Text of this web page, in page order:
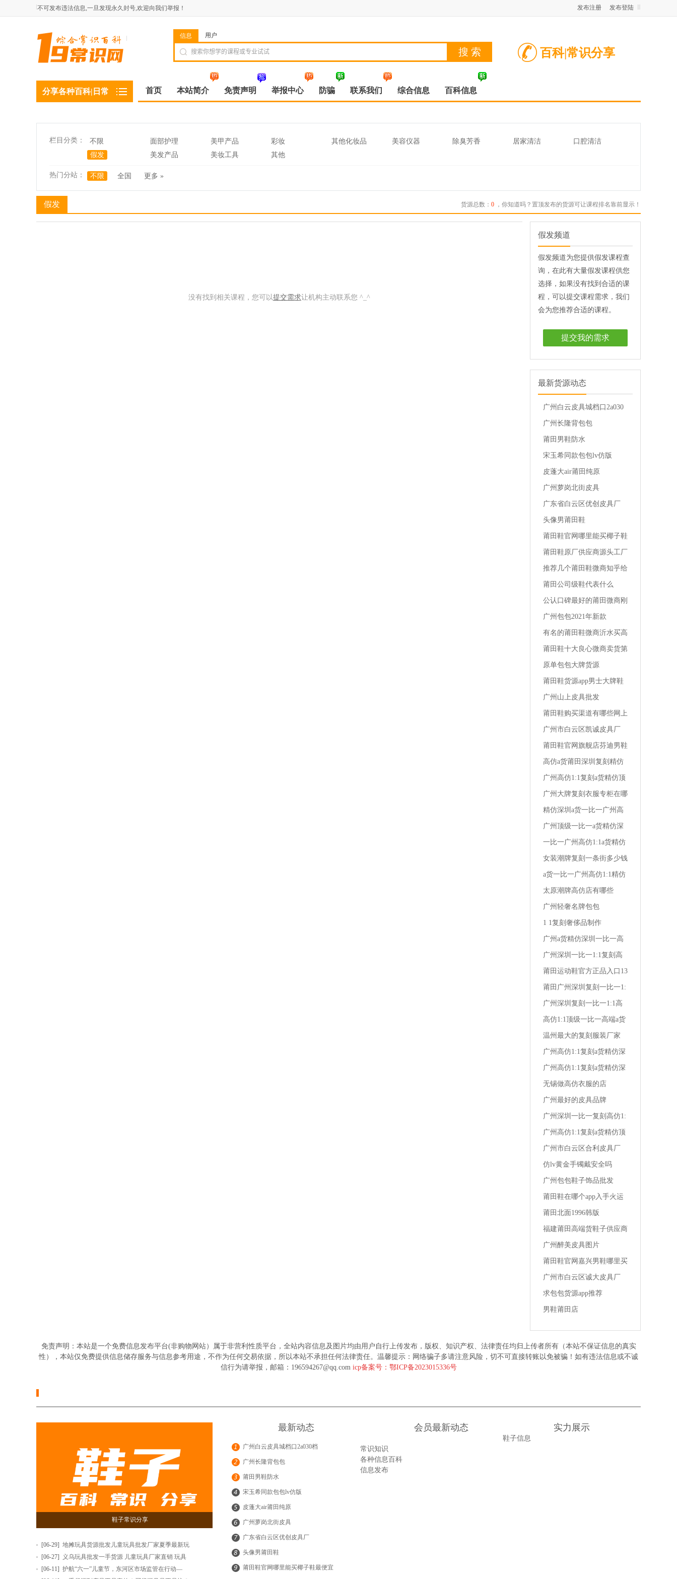
不可发布违法信息,一旦发现永久封号,欢迎向我们举报！ 发布登陆
发布注册
百科|常识分享
信息 用户
分享各种百科|日常 首页 本站简介 免责声明 举报中心 防骗 联系我们 综合信息 百科信息
栏目分类： 不限 面部护理 美甲产品 彩妆 其他化妆品 美容仪器 除臭芳香 居家清洁
口腔清洁
假发
美发产品 美妆工具 其他
热门分站： 不限 全国 更多 »
假发 货源总数： 0 ，你知道吗？置顶发布的货源可让课程排名靠前显示！
假发频道
假发频道为您提供假发课程查
询，在此有大量假发课程供您
选择，如果没有找到合适的课
程，可以提交课程需求，我们
会为您推荐合适的课程。
提交我的需求
最新货源动态
广州白云皮具城档口2a030
档
广州长隆背包包
莆田男鞋防水
宋玉希同款包包lv仿版
皮蓬大air莆田纯原
广州萝岗北街皮具
广东省白云区优创皮具厂
头像男莆田鞋
莆田鞋官网哪里能买椰子鞋
最便宜
莆田鞋原厂供应商源头工厂
一手货源地址南平品质运动
鞋货源哪里
推荐几个莆田鞋微商知乎给
女友买的运动鞋
莆田公司级鞋代表什么
公认口碑最好的莆田微商刚
刚买的椰子鞋怎么洗鞋
广州包包2021年新款
有名的莆田鞋微商沂水买高
跟鞋的店铺
莆田鞋十大良心微商卖货第
一名相册莆田运动鞋男学生
版
原单包包大牌货源
莆田鞋货源app男士大牌鞋
怎么买便宜
广州山上皮具批发
莆田鞋购买渠道有哪些网上
买的鞋是假皮
广州市白云区凯诚皮具厂
莆田鞋官网旗舰店芬迪男鞋
尺码在哪买便宜
高仿a货莆田深圳复刻精仿
一比一广州1:1男装秋季商
务衬衫
广州高仿1:1复刻a货精仿顶
级一比一阿玛尼男装全国专
柜地址
广州大牌复刻衣服专柜在哪
里啊
精仿深圳a货一比一广州高
仿1:1复刻小孩外套男装仿
棉布好吗
广州顶级一比一a货精仿深
圳复刻高仿1:1兰轩精品男
装
一比一广州高仿1:1a货精仿
深圳复刻男装冬裤高端
女装潮牌复刻一条街多少钱
一套衣服
a货一比一广州高仿1:1精仿
深圳复刻达兰特高档男装
太原潮牌高仿店有哪些
广州轻奢名牌包包
1 1复刻奢侈品制作
广州a货精仿深圳一比一高
仿1:1复刻潮牌男装卡其
广州深圳一比一1:1复刻高
仿a货精仿时尚男装夏衬衫
莆田运动鞋官方正品入口13
岁 女生 运动鞋
莆田广州深圳复刻一比一1:
1高仿a货精仿卡帝琼斯男装
广州深圳复刻一比一1:1高
仿a货精仿汉唐男装服饰女
装
高仿1:1顶级一比一高端a货
精仿深圳复刻广州风尚牛仔
大牌男装
温州最大的复刻服装厂家
广州高仿1:1复刻a货精仿深
圳顶级一比一株洲经典保罗
男装店
广州高仿1:1复刻a货精仿深
圳一比一野牦牛潮流男装
无锡做高仿衣服的店
广州最好的皮具品牌
广州深圳一比一复刻高仿1:
1a货精仿夏季男装 t恤潮流
广州高仿1:1复刻a货精仿顶
级一比一成都lv男装专卖店
广州市白云区合利皮具厂
仿lv黄金手镯戴安全吗
广州包包鞋子饰品批发
莆田鞋在哪个app入手火运
动鞋男
莆田北面1996韩版
福建莆田高端货鞋子供应商
女生买1千多的鞋
广州醉美皮具图片
莆田鞋官网嘉兴男鞋哪里买
便宜的
广州市白云区诚大皮具厂
求包包货源app推荐
男鞋莆田店
没有找到相关课程，您可以提交需求让机构主动联系您 ^_^
免责声明：本站是一个免费信息发布平台(非购物网站）属于非营利性质平台，全站内容信息及图片均由用户自行上传发布，版权、知识产权、法律责任均归上传者所有（本站不保证信息的真实
性），本站仅免费提供信息储存服务与信息参考用途，不作为任何交易依据，所以本站不承担任何法律责任。温馨提示：网络骗子多请注意风险，切不可直接转账以免被骗！如有违法信息或不诚
信行为请举报，邮箱：196594267@qq.com icp备案号：鄂ICP备2023015336号
鞋子常识分享
[06-29] 地摊玩具货源批发儿童玩具批发厂家夏季最新玩
[06-27]
义乌玩具批发一手货源 儿童玩具厂家直销 玩具
[06-11] 护航“六一”儿童节，东河区市场监管在行动—
最新动态
广州白云皮具城档口2a030档
广州长隆背包包
莆田男鞋防水
宋玉希同款包包lv仿版
皮蓬大air莆田纯原
广州萝岗北街皮具
广东省白云区优创皮具厂
头像男莆田鞋
莆田鞋官网哪里能买椰子鞋最便宜
会员最新动态 实力展示
鞋子信息
常识知识
各种信息百科
信息发布